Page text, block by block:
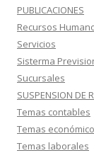
PUBLICACIONES
Recursos
Servicios
Sisterma
Sucursales
SUSPENSION DE
Temas contables
Temas
Temas laborales